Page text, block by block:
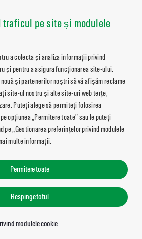
pe site și modulele
a colecta și analiza informații privind
și pentru a asigura funcționarea site-ului.
și partenerilor noștri să vă afișăm reclame
site-ul nostru și alte site-uri web terțe,
Puteți alege să permiteți folosirea
opțiunea „Permitere toate” sau le puteți
pe „Gestionarea preferințelor privind modulele
multe informații.
Permitere toate
Respinge totul
modulele cookie